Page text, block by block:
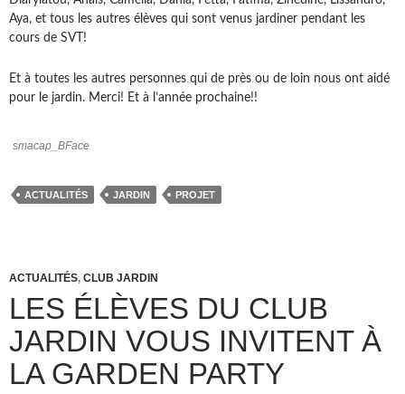
Aya, et tous les autres élèves qui sont venus jardiner pendant les
cours de SVT!
Et à toutes les autres personnes qui de près ou de loin nous ont aidé
pour le jardin. Merci! Et à l’année prochaine!!
smacap_BFace
ACTUALITÉS JARDIN PROJET
ACTUALITÉS, CLUB JARDIN
LES ÉLÈVES DU CLUB
JARDIN VOUS INVITENT À
LA GARDEN PARTY